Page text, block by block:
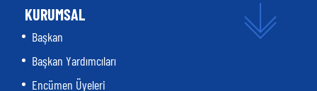
KURUMSAL
Başkan
Başkan Yardımcıları
Encümen Üyeleri